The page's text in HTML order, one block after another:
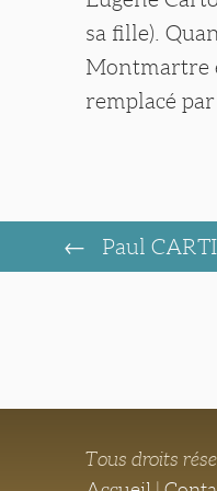
sa fille).
Montmartre
remplacé
Paul
Tous droits